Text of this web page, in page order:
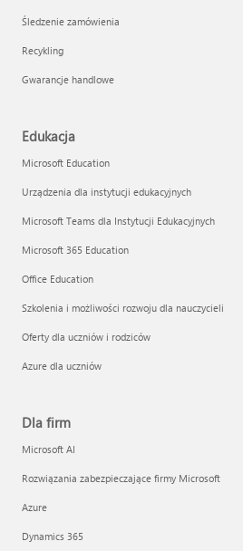
Śledzenie zamówienia
Recykling
Gwarancje handlowe
Edukacja
Microsoft Education
Urządzenia dla instytucji edukacyjnych
Microsoft Teams dla Instytucji Edukacyjnych
Microsoft 365 Education
Office Education
Szkolenia i możliwości rozwoju dla nauczycieli
Oferty dla uczniów i rodziców
Azure dla uczniów
Dla firm
Microsoft AI
Rozwiązania zabezpieczające firmy Microsoft
Azure
Dynamics 365